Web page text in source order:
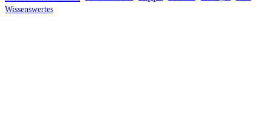
Wissenswertes